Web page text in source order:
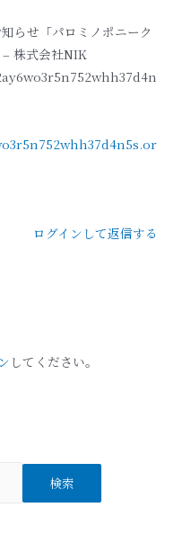
らせ「パロミノポニーク
– 株式会社NIK
ログインして返信する
してください。
検索